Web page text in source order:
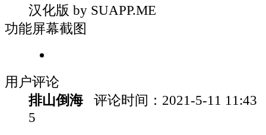
汉化版 by SUAPP.ME
功能屏幕截图
用户评论
排山倒海
评论时间： 2021-5-11 11:43
5